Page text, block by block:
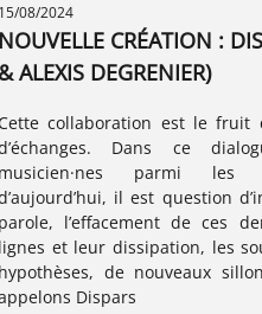
15/08/2024
NOUVELLE CRÉATION :
& ALEXIS DEGRENIER)
Cette collaboration est le fruit
Dans ce
musicien·nes parmi les
il est question
parole, l’effacement de ces
lignes et leur dissipation, les
hypothèses, de nouveaux
Dispars